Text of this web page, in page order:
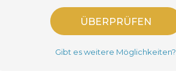
ÜBERPRÜFEN
Gibt es weitere Möglichkeiten?